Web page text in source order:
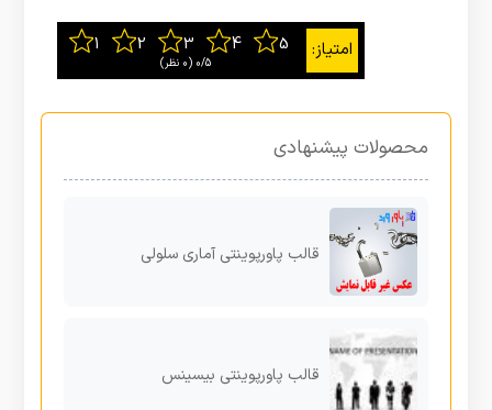
0/5 ‫(0 نظر)
محصولات پیشنهادی
قالب پاورپوینتی آماری سلولی
قالب پاورپوینتی بیسینس